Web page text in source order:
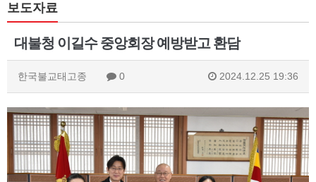
보도자료
대불청 이길수 중앙회장 예방받고 환담
한국불교태고종 0 2024.12.25 19:36